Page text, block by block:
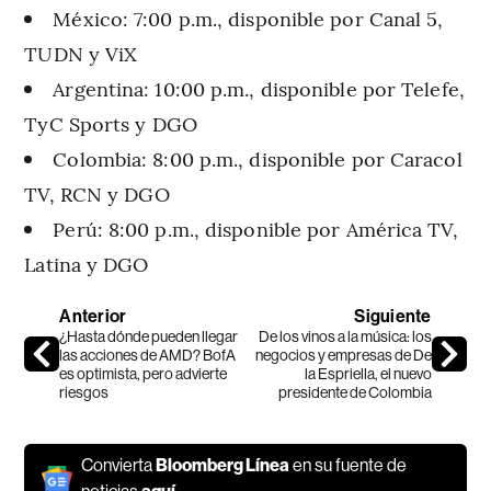
México: 7:00 p.m., disponible por Canal 5,
TUDN y ViX
Argentina: 10:00 p.m., disponible por Telefe,
TyC Sports y DGO
Colombia: 8:00 p.m., disponible por Caracol
TV, RCN y DGO
Perú: 8:00 p.m., disponible por América TV,
Latina y DGO
Anterior
¿Hasta dónde pueden llegar
las acciones de AMD? BofA
es optimista, pero advierte
riesgos
Siguiente
De los vinos a la música: los
negocios y empresas de De
la Espriella, el nuevo
presidente de Colombia
ConviertaBloomberg Línea en su fuente de